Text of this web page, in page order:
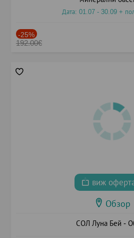
Дата: 01.07 - 30.09 +
-25%
192.00€
виж
Обзор
СОЛ Луна Бей -